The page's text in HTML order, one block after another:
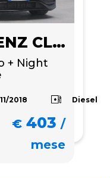
MERCEDES-BENZ CLA 200
+ Night
11/2018 Diesel
€ 403 /
mese